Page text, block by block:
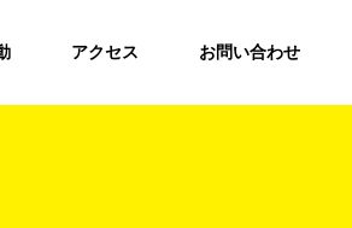
アクセス お問い合わせ